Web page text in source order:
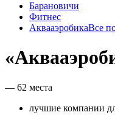
Барановичи
Фитнес
АквааэробикаВсе
— 62 места
лучшие компании